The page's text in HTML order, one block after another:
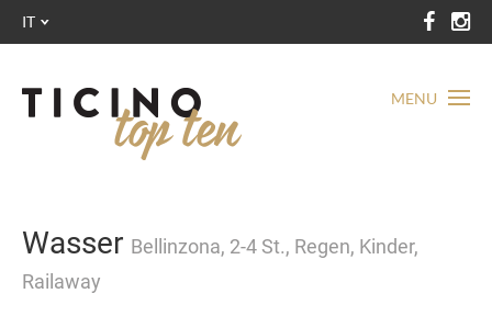
MENU
IT
Wasser Bellinzona, 2-4 St., Regen, Kinder,
Railaway